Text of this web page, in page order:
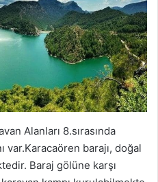
Alanları 8.sırasında
var.Karacaören barajı, doğal
Baraj gölüne karşı